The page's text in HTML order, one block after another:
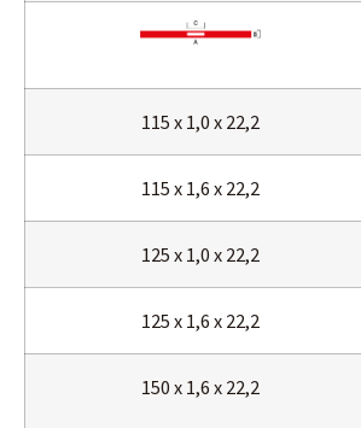
115 x 1,0 x 22,2
115 x 1,6 x 22,2
125 x 1,0 x 22,2
125 x 1,6 x 22,2
150 x 1,6 x 22,2